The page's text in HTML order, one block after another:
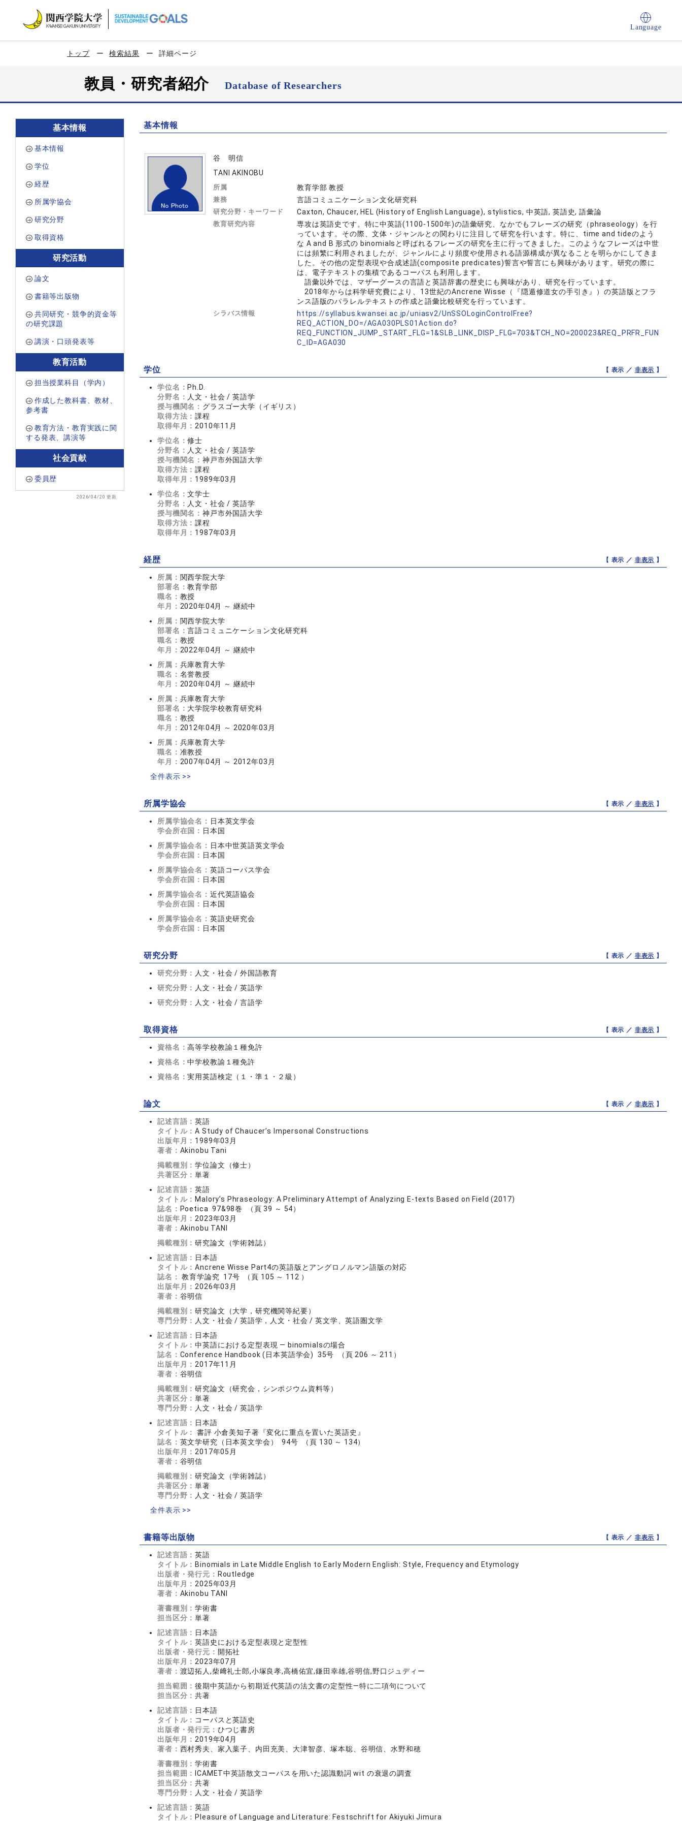
Language
トップ 検索結果 詳細ページ
教員・研究者紹介Database of Researchers
基本情報
基本情報
学位
経歴
所属学協会
研究分野
取得資格
研究活動
論文
書籍等出版物
共同研究・競争的資金等
の研究課題
講演・口頭発表等
教育活動
担当授業科目（学内）
作成した教科書、教材、
参考書
教育方法・教育実践に関
する発表、講演等
社会貢献
委員歴
2026/04/20 更新
基本情報
谷 明信
TANI AKINOBU
所属 教育学部 教授
兼務 言語コミュニケーション文化研究科
研究分野・キーワード Caxton, Chaucer, HEL (History of English Language), stylistics, 中英語, 英語史, 語彙論
教育研究内容
専攻は英語史です。特に中英語(1100-1500年)の語彙研究、なかでもフレーズの研究（phraseology）を行
っています。その際、文体・ジャンルとの関わりに注目して研究を行います。特に、time and tideのよう
な A and B 形式の binomialsと呼ばれるフレーズの研究を主に行ってきました。このようなフレーズは中世
には頻繁に利用されましたが、ジャンルにより頻度や使用される語源構成が異なることを明らかにしてきま
した。その他の定型表現や合成述語(composite predicates)誓言や誓言にも興味があります。研究の際に
は、電子テキストの集積であるコーパスも利用します。
語彙以外では、マザーグースの言語と英語辞書の歴史にも興味があり、研究を行っています。
2018年からは科学研究費により、13世紀のAncrene Wisse（『隠遁修道女の手引き』）の英語版とフラ
ンス語版のパラレルテキストの作成と語彙比較研究を行っています。
シラバス情報
https://syllabus.kwansei.ac.jp/uniasv2/UnSSOLoginControlFree?
REQ_ACTION_DO=/AGA030PLS01Action.do?
REQ_FUNCTION_JUMP_START_FLG=1&SLB_LINK_DISP_FLG=703&TCH_NO=200023&REQ_PRFR_FUN
C_ID=AGA030
学位 【 表示 ／ 非表示 】
学位名： Ph.D.
分野名： 人文・社会 / 英語学
授与機関名： グラスゴー大学（イギリス）
取得方法：課程
取得年月： 2010年11月
学位名：修士
分野名： 人文・社会 / 英語学
授与機関名：神戸市外国語大学
取得方法：課程
取得年月： 1989年03月
学位名：文学士
分野名： 人文・社会 / 英語学
授与機関名：神戸市外国語大学
取得方法：課程
取得年月： 1987年03月
経歴 【 表示 ／ 非表示 】
所属： 関西学院大学
部署名：教育学部
職名： 教授
年月： 2020年04月 ～ 継続中
所属： 関西学院大学
部署名：言語コミュニケーション文化研究科
職名： 教授
年月： 2022年04月 ～ 継続中
所属： 兵庫教育大学
職名： 名誉教授
年月： 2020年04月 ～ 継続中
所属： 兵庫教育大学
部署名： 大学院学校教育研究科
職名： 教授
年月： 2012年04月 ～ 2020年03月
所属： 兵庫教育大学
職名： 准教授
年月： 2007年04月 ～ 2012年03月
全件表示 >>
所属学協会 【 表示 ／ 非表示 】
所属学協会名： 日本英文学会
学会所在国： 日本国
所属学協会名： 日本中世英語英文学会
学会所在国： 日本国
所属学協会名： 英語コーパス学会
学会所在国： 日本国
所属学協会名： 近代英語協会
学会所在国： 日本国
所属学協会名： 英語史研究会
学会所在国： 日本国
研究分野 【 表示 ／ 非表示 】
研究分野： 人文・社会 / 外国語教育
研究分野： 人文・社会 / 英語学
研究分野： 人文・社会 / 言語学
取得資格 【 表示 ／ 非表示 】
資格名：高等学校教諭１種免許
資格名：中学校教諭１種免許
資格名：実用英語検定（１・準１・２級）
論文 【 表示 ／ 非表示 】
記述言語：英語
タイトル：A Study of Chaucer’s Impersonal Constructions
出版年月： 1989年03月
著者： Akinobu Tani
掲載種別：学位論文（修士）
共著区分：単著
記述言語：英語
タイトル： Malory’s Phraseology: A Preliminary Attempt of Analyzing E-texts Based on Field (2017)
誌名： Poetica 97&98巻 （頁 39 ～ 54）
出版年月： 2023年03月
著者： Akinobu TANI
掲載種別：研究論文（学術雑誌）
記述言語： 日本語
タイトル：Ancrene Wisse Part4の英語版とアングロノルマン語版の対応
誌名： 教育学論究 17号 （頁 105 ～ 112 ）
出版年月： 2026年03月
著者： 谷明信
掲載種別：研究論文（大学，研究機関等紀要）
専門分野： 人文・社会 / 英語学，人文・社会 / 英文学、英語圏文学
記述言語： 日本語
タイトル：中英語における定型表現 ― binomialsの場合
誌名： Conference Handbook (日本英語学会) 35号 （頁 206 ～ 211）
出版年月： 2017年11月
著者： 谷明信
掲載種別：研究論文（研究会，シンポジウム資料等）
共著区分：単著
専門分野： 人文・社会 / 英語学
記述言語： 日本語
タイトル：
書評 小倉美知子著『変化に重点を置いた英語史』
誌名： 英文学研究（日本英文学会） 94号 （頁 130 ～ 134）
出版年月： 2017年05月
著者： 谷明信
掲載種別：研究論文（学術雑誌）
共著区分：単著
専門分野： 人文・社会 / 英語学
全件表示 >>
書籍等出版物 【 表示 ／ 非表示 】
記述言語：英語
タイトル： Binomials in Late Middle English to Early Modern English: Style, Frequency and Etymology
出版者・発行元： Routledge
出版年月： 2025年03月
著者： Akinobu TANI
著書種別：学術書
担当区分：単著
記述言語： 日本語
タイトル：英語史における定型表現と定型性
出版者・発行元： 開拓社
出版年月： 2023年07月
著者： 渡辺拓人,柴﨑礼士郎,小塚良孝,高橋佑宜,鎌田幸雄,谷明信,野口ジュディー
担当範囲：後期中英語から初期近代英語の法文書の定型性―特に二項句について
担当区分：共著
記述言語： 日本語
タイトル： コーパスと英語史
出版者・発行元： ひつじ書房
出版年月： 2019年04月
著者： 西村秀夫、家入葉子、内田充美、大津智彦、塚本聡、谷明信、水野和穂
著書種別：学術書
担当範囲：
ICAMET中英語散文コーパスを用いた認識動詞 wit の衰退の調査
担当区分：共著
専門分野： 人文・社会 / 英語学
記述言語：英語
タイトル： Pleasure of Language and Literature: Festschrift for Akiyuki Jimura